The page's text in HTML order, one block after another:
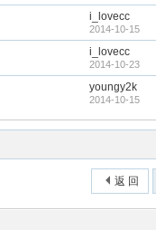
i_lovecc
2014-10-15
i_lovecc
2014-10-23
youngy2k
2014-10-15
返 回